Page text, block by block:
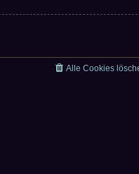
Alle Cookies